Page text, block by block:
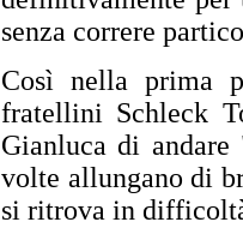
senza correre
Così nella prima
fratellini Schleck
Gianluca di
volte allungano di
si ritrova in